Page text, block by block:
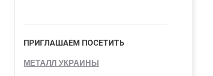
ПРИГЛАШАЕМ ПОСЕТИТЬ
МЕТАЛЛ УКРАИНЫ